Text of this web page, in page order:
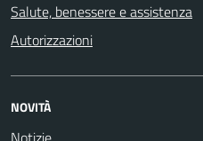
Salute, benessere e assistenza
Autorizzazioni
NOVITÀ